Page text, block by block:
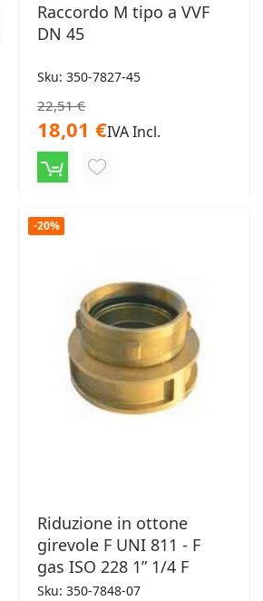
Raccordo M tipo a VVF
DN 45
Sku: 350-7827-45
22,51 €
18,01 €IVA Incl.
AGGIUNGI
-20%
Riduzione in ottone
girevole F UNI 811 - F
gas ISO 228 1” 1/4 F
Sku: 350-7848-07